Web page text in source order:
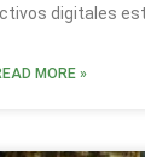
digitales
MORE »